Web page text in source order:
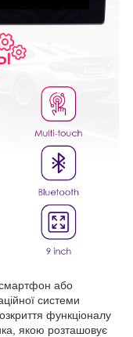
або
системи
функціоналу
якою розташовує